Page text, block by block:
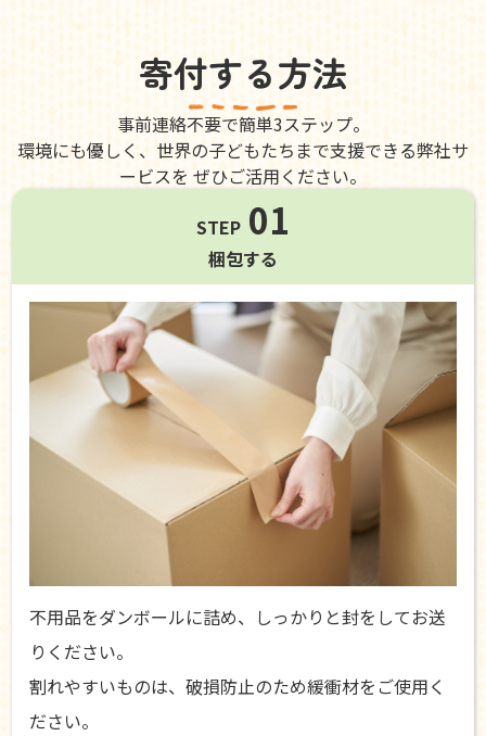
寄付する方法
事前連絡不要で簡単3ステップ。
環境にも優しく、世界の子どもたちまで支援できる弊社サ
ービスを ぜひご活用ください。
STEP 01
梱包する
不用品をダンボールに詰め、しっかりと封をしてお送
りください。
割れやすいものは、破損防止のため緩衝材をご使用く
ださい。